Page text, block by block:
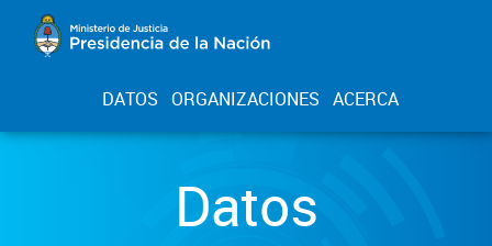
DATOS ORGANIZACIONES ACERCA
Datos